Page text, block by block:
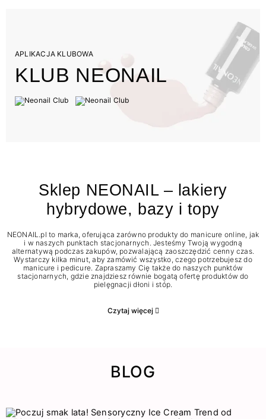
APLIKACJA KLUBOWA
KLUB NEONAIL
Sklep NEONAIL – lakiery
hybrydowe, bazy i topy
NEONAIL.pl to marka, oferująca zarówno produkty do manicure online, jak
i w naszych punktach stacjonarnych. Jesteśmy Twoją wygodną
alternatywą podczas zakupów, pozwalającą zaoszczędzić cenny czas.
Wystarczy kilka minut, aby zamówić wszystko, czego potrzebujesz do
manicure i pedicure. Zapraszamy Cię także do naszych punktów
stacjonarnych, gdzie znajdziesz równie bogatą ofertę produktów do
pielęgnacji dłoni i stóp.
Czytaj więcej
BLOG